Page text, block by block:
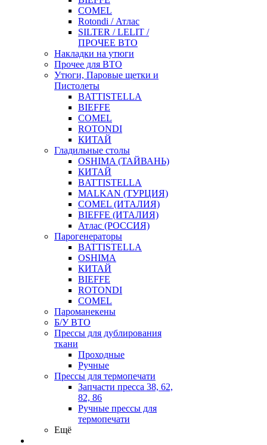
COMEL
Rotondi / Атлас
SILTER / LELIT /
ПРОЧЕЕ ВТО
Накладки на утюги
Прочее для ВТО
Утюги, Паровые щетки и
Пистолеты
BATTISTELLA
BIEFFE
COMEL
ROTONDI
КИТАЙ
Гладильные столы
OSHIMA (ТАЙВАНЬ)
КИТАЙ
BATTISTELLA
MALKAN (ТУРЦИЯ)
COMEL (ИТАЛИЯ)
BIEFFE (ИТАЛИЯ)
Атлас (РОССИЯ)
Парогенераторы
BATTISTELLA
OSHIMA
КИТАЙ
BIEFFE
ROTONDI
COMEL
Пароманекены
Б/У ВТО
Прессы для дублирования
ткани
Проходные
Ручные
Прессы для термопечати
Запчасти пресса 38, 62,
82, 86
Ручные прессы для
термопечати
Ещё